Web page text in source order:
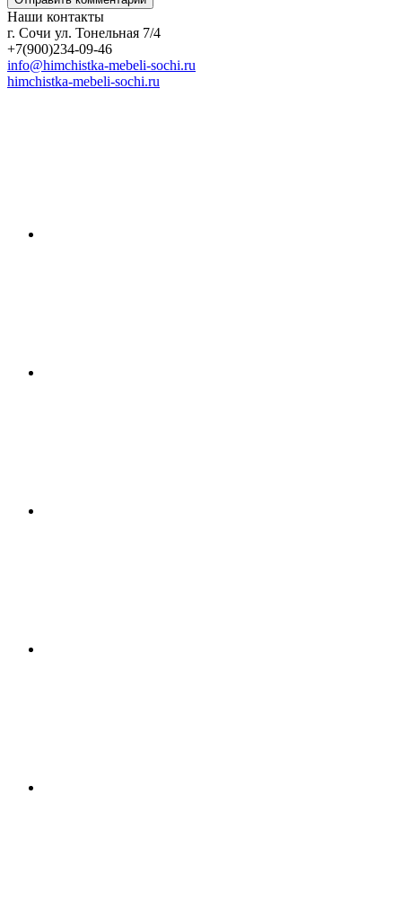
Наши контакты
г. Сочи ул. Тонельная 7/4
+7(900)234-09-46
info@himchistka-mebeli-sochi.ru
himchistka-mebeli-sochi.ru